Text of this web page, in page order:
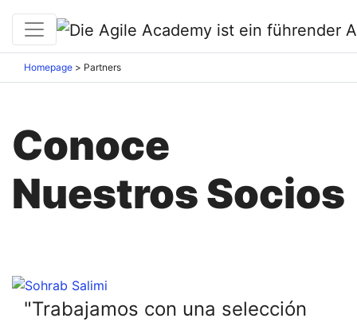
Homepage > Partners
Conoce
Nuestros Socios
"Trabajamos con una selección